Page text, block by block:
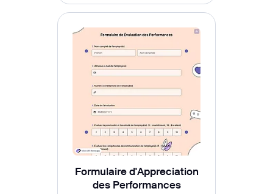
Formulaire d'Appreciation
des Performances